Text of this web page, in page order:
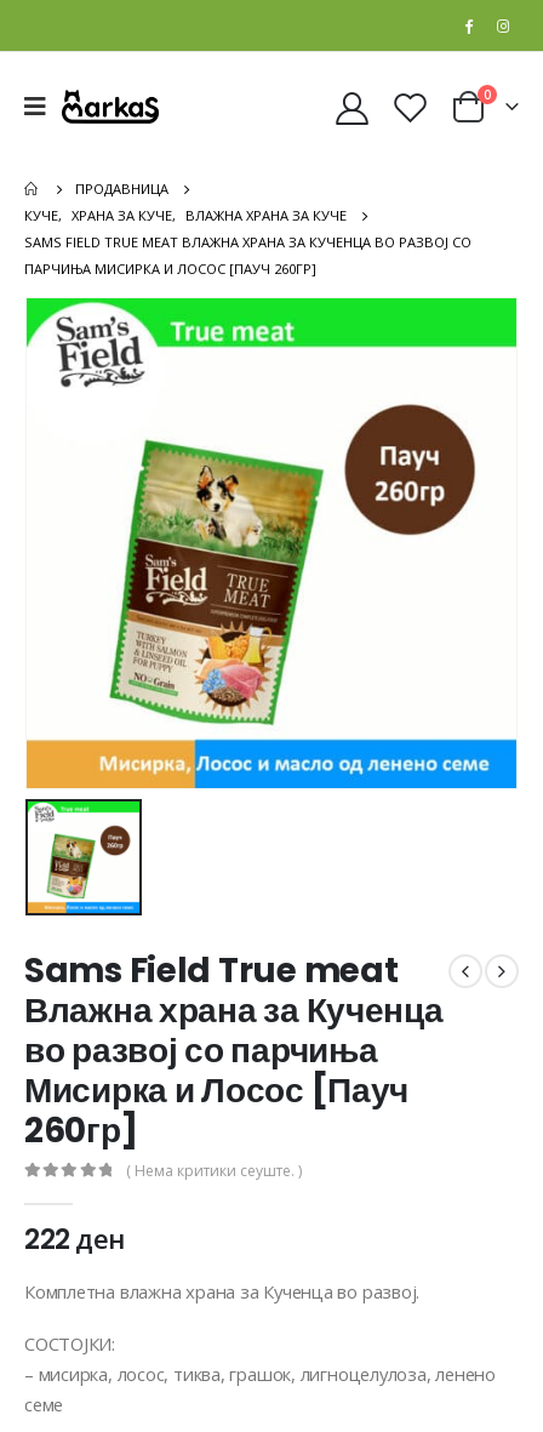
0
ПРОДАВНИЦА
КУЧЕ, ХРАНА ЗА КУЧЕ,
ВЛАЖНА ХРАНА ЗА КУЧЕ
SAMS FIELD TRUE MEAT ВЛАЖНА ХРАНА ЗА КУЧЕНЦА ВО РАЗВОЈ СО
ПАРЧИЊА МИСИРКА И ЛОСОС [ПАУЧ 260ГР]
Sams Field True meat
Влажна храна за Кученца
во развој со парчиња
Мисирка и Лосос [Пауч
260гр]
( Нема критики сеуште. )
222ден
Комплетна влажна храна за Кученца во развој.
СОСТОЈКИ:
– мисирка, лосос, тиква, грашок, лигноцелулоза, ленено
семе